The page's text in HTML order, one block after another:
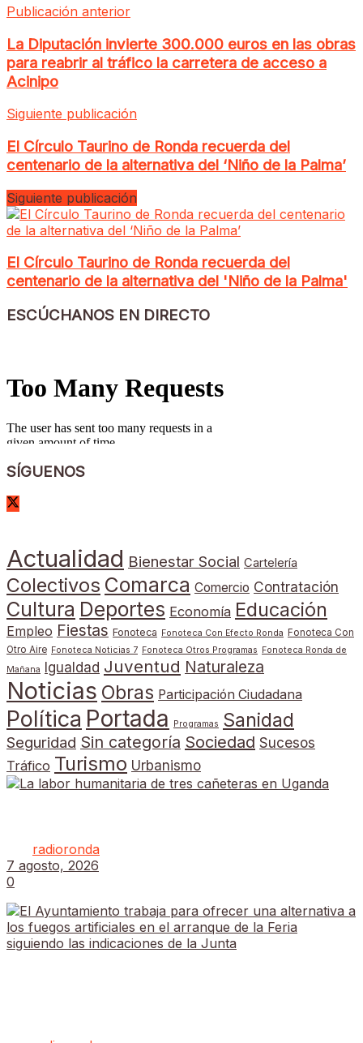
Publicación anterior
La Diputación invierte 300.000 euros en las obras
para reabrir al tráfico la carretera de acceso a
Acinipo
Siguiente publicación
El Círculo Taurino de Ronda recuerda del
centenario de la alternativa del ‘Niño de la Palma’
Siguiente publicación
El Círculo Taurino de Ronda recuerda del
centenario de la alternativa del 'Niño de la Palma'
ESCÚCHANOS EN DIRECTO
SÍGUENOS
Actualidad Bienestar Social Cartelería
Colectivos Comarca Comercio Contratación
Cultura Deportes Economía Educación
Empleo Fiestas Fonoteca Fonoteca Con Efecto Ronda
Fonoteca Con
Otro Aire Fonoteca Noticias 7 Fonoteca Otros Programas
Fonoteca Ronda de
Mañana
Igualdad Juventud Naturaleza
Noticias Obras Participación Ciudadana
Política Portada Programas Sanidad
Seguridad Sin categoría Sociedad Sucesos
Tráfico Turismo Urbanismo
radioronda
7 agosto, 2026
0